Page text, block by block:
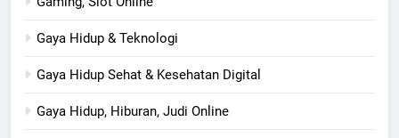
Gaya Hidup & Teknologi
Gaya Hidup Sehat & Kesehatan Digital
Gaya Hidup, Hiburan, Judi Online